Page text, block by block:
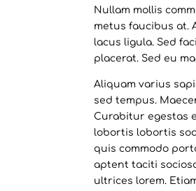
Nullam mollis
metus faucibus at.
lacus ligula. Sed
placerat. Sed eu
Aliquam varius
sed tempus.
Curabitur egestas
lobortis lobortis
quis commodo
aptent taciti
ultrices lorem.